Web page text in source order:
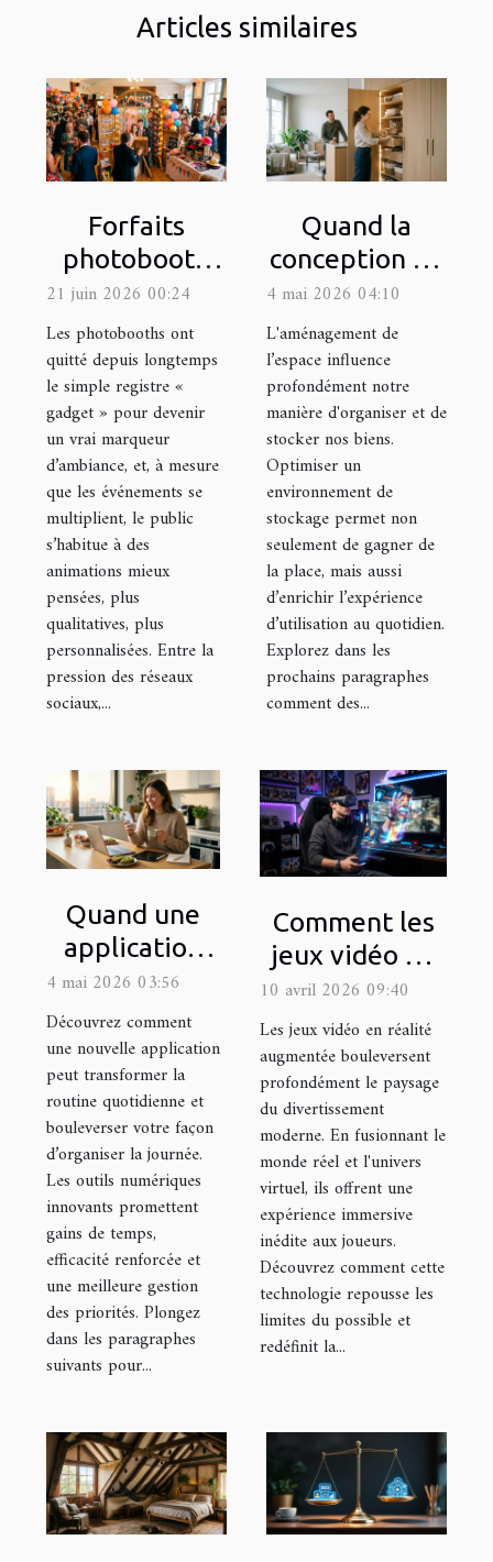
Articles similaires
Forfaits
photobooth
sur-mesure : la
clé d’une
animation
réussie à
chaque
occasion
21 juin 2026 00:24
Les photobooths ont
quitté depuis longtemps
le simple registre «
gadget » pour devenir
un vrai marqueur
d’ambiance, et, à mesure
que les événements se
multiplient, le public
s’habitue à des
animations mieux
pensées, plus
qualitatives, plus
personnalisées. Entre la
pression des réseaux
sociaux,...
Quand la
conception de
l’espace
bouleverse
l’expérience
de stockage
4 mai 2026 04:10
L'aménagement de
l’espace influence
profondément notre
manière d'organiser et de
stocker nos biens.
Optimiser un
environnement de
stockage permet non
seulement de gagner de
la place, mais aussi
d’enrichir l’expérience
d’utilisation au quotidien.
Explorez dans les
prochains paragraphes
comment des...
Quand une
application
change la
donne dans
votre journée
type
4 mai 2026 03:56
Découvrez comment
une nouvelle application
peut transformer la
routine quotidienne et
bouleverser votre façon
d’organiser la journée.
Les outils numériques
innovants promettent
gains de temps,
efficacité renforcée et
une meilleure gestion
des priorités. Plongez
dans les paragraphes
suivants pour...
Comment les
jeux vidéo en
réalité
augmentée
transforment-
ils le
divertissement
?
10 avril 2026 09:40
Les jeux vidéo en réalité
augmentée bouleversent
profondément le paysage
du divertissement
moderne. En fusionnant le
monde réel et l'univers
virtuel, ils offrent une
expérience immersive
inédite aux joueurs.
Découvrez comment cette
technologie repousse les
limites du possible et
redéfinit la...